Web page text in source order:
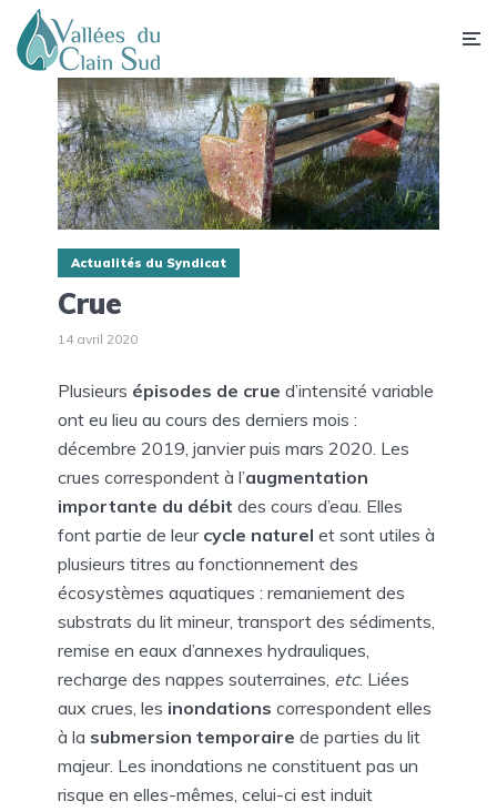
Actualités du Syndicat
Crue
14 avril 2020
Plusieurs épisodes de crue d’intensité variable
ont eu lieu au cours des derniers mois :
décembre 2019, janvier puis mars 2020. Les
crues correspondent à l’augmentation
importante du débit des cours d’eau. Elles
font partie de leur cycle naturel et sont utiles à
plusieurs titres au fonctionnement des
écosystèmes aquatiques : remaniement des
substrats du lit mineur, transport des sédiments,
remise en eaux d’annexes hydrauliques,
recharge des nappes souterraines, etc. Liées
aux crues, les inondations correspondent elles
à la submersion temporaire de parties du lit
majeur. Les inondations ne constituent pas un
risque en elles-mêmes, celui-ci est induit